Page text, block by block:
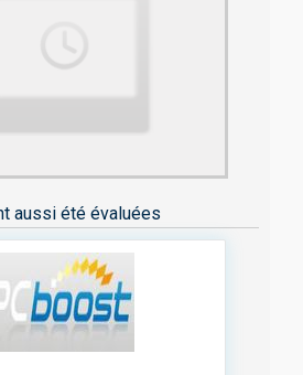
aussi été évaluées